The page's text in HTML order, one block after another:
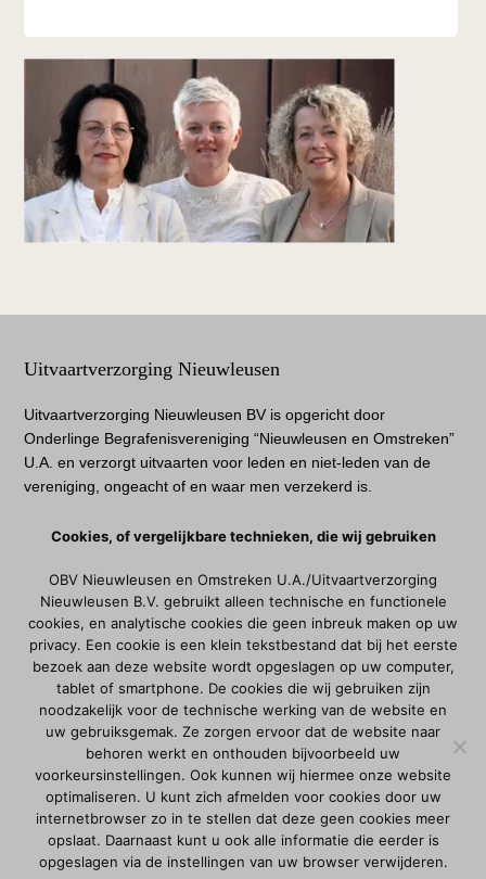
Uitvaartverzorging Nieuwleusen
Uitvaartverzorging Nieuwleusen BV is opgericht door
Onderlinge Begrafenisvereniging “Nieuwleusen en Omstreken”
U.A. en verzorgt uitvaarten voor leden en niet-leden van de
vereniging, ongeacht of en waar men verzekerd is.
Lid worden
Dienstenpakket
Veelgestelde vragen
Klacht of compliment
Privacyverklaring
Privacybeleid
Bezoekadres
Uitvaartcentrum De Kabou
Ds. Smitslaan 14
Cookies, of vergelijkbare technieken, die wij gebruiken
OBV Nieuwleusen en Omstreken U.A./Uitvaartverzorging
Nieuwleusen B.V. gebruikt alleen technische en functionele
cookies, en analytische cookies die geen inbreuk maken op uw
privacy. Een cookie is een klein tekstbestand dat bij het eerste
bezoek aan deze website wordt opgeslagen op uw computer,
tablet of smartphone. De cookies die wij gebruiken zijn
noodzakelijk voor de technische werking van de website en
uw gebruiksgemak. Ze zorgen ervoor dat de website naar
behoren werkt en onthouden bijvoorbeeld uw
voorkeursinstellingen. Ook kunnen wij hiermee onze website
optimaliseren. U kunt zich afmelden voor cookies door uw
internetbrowser zo in te stellen dat deze geen cookies meer
opslaat. Daarnaast kunt u ook alle informatie die eerder is
opgeslagen via de instellingen van uw browser verwijderen.